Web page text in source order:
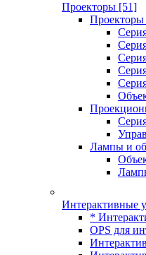
Проекторы [51]
Проекторы
Лампы и
Интерактивные
*
OPS для